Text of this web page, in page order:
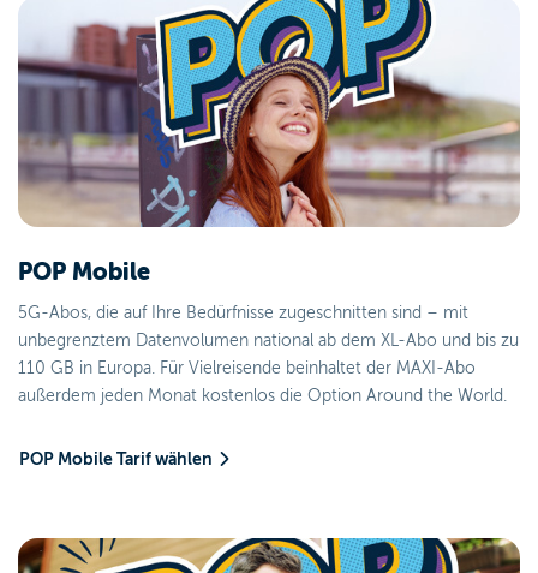
POP Mobile
5G-Abos, die auf Ihre Bedürfnisse zugeschnitten sind – mit
unbegrenztem Datenvolumen national ab dem XL-Abo und bis zu
110 GB in Europa. Für Vielreisende beinhaltet der MAXI-Abo
außerdem jeden Monat kostenlos die Option Around the World.
POP Mobile Tarif wählen